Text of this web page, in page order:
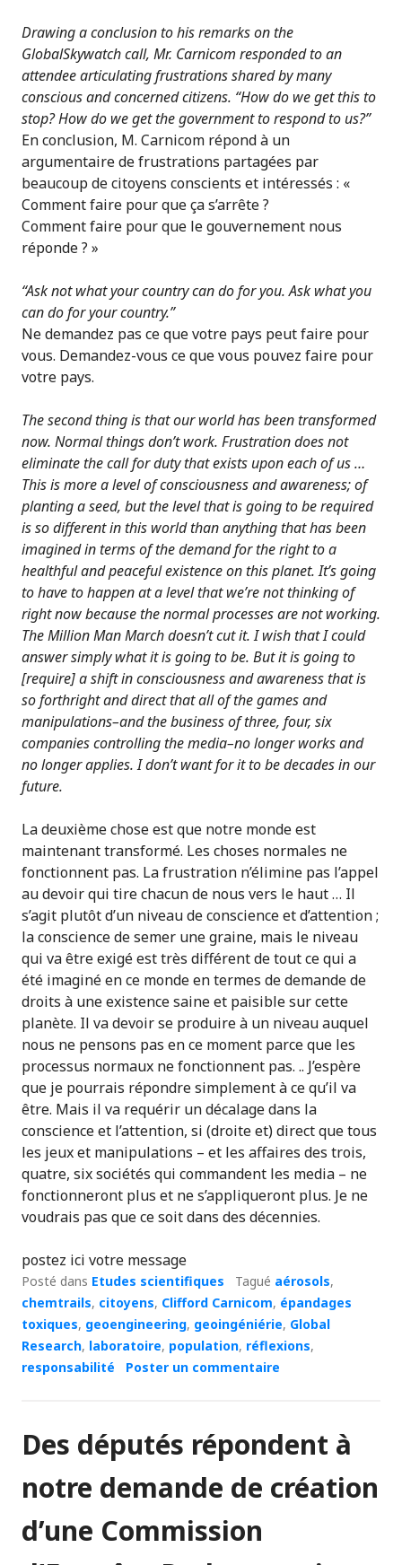
Drawing a conclusion to his remarks on the
GlobalSkywatch call, Mr. Carnicom responded to an
attendee articulating frustrations shared by many
conscious and concerned citizens. “How do we get this to
stop? How do we get the government to respond to us?”
En conclusion, M. Carnicom répond à un
argumentaire de frustrations partagées par
beaucoup de citoyens conscients et intéressés : «
Comment faire pour que ça s’arrête ?
Comment faire pour que le gouvernement nous
réponde ? »
“Ask not what your country can do for you. Ask what you
can do for your country.”
Ne demandez pas ce que votre pays peut faire pour
vous. Demandez-vous ce que vous pouvez faire pour
votre pays.
The second thing is that our world has been transformed
now. Normal things don’t work. Frustration does not
eliminate the call for duty that exists upon each of us …
This is more a level of consciousness and awareness; of
planting a seed, but the level that is going to be required
is so different in this world than anything that has been
imagined in terms of the demand for the right to a
healthful and peaceful existence on this planet. It’s going
to have to happen at a level that we’re not thinking of
right now because the normal processes are not working.
The Million Man March doesn’t cut it. I wish that I could
answer simply what it is going to be. But it is going to
[require] a shift in consciousness and awareness that is
so forthright and direct that all of the games and
manipulations–and the business of three, four, six
companies controlling the media–no longer works and
no longer applies. I don’t want for it to be decades in our
future.
La deuxième chose est que notre monde est
maintenant transformé. Les choses normales ne
fonctionnent pas. La frustration n’élimine pas l’appel
au devoir qui tire chacun de nous vers le haut … Il
s’agit plutôt d’un niveau de conscience et d’attention ;
la conscience de semer une graine, mais le niveau
qui va être exigé est très différent de tout ce qui a
été imaginé en ce monde en termes de demande de
droits à une existence saine et paisible sur cette
planète. Il va devoir se produire à un niveau auquel
nous ne pensons pas en ce moment parce que les
processus normaux ne fonctionnent pas. .. J’espère
que je pourrais répondre simplement à ce qu’il va
être. Mais il va requérir un décalage dans la
conscience et l’attention, si (droite et) direct que tous
les jeux et manipulations – et les affaires des trois,
quatre, six sociétés qui commandent les media – ne
fonctionneront plus et ne s’appliqueront plus. Je ne
voudrais pas que ce soit dans des décennies.
postez ici votre message
Posté dans Etudes scientifiques Tagué aérosols,
chemtrails, citoyens, Clifford Carnicom, épandages
toxiques, geoengineering, geoingéniérie, Global
Research, laboratoire, population, réflexions,
responsabilité
Poster un commentaire
Des députés répondent à
notre demande de création
d’une Commission